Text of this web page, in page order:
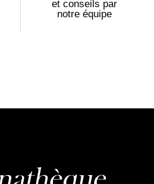
et conseils par
notre équipe